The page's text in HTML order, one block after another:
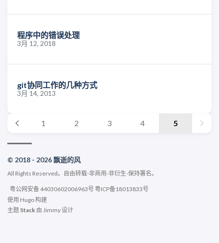
程序中的错误处理
3月 12, 2018
git协同工作的几种方式
3月 14, 2013
1 2 3 4 5
© 2018 - 2026 飘逝的风
All Rights Reserved。 自由转载-非商用-非衍生-保持署名。
粤公网安备 44030602006963号 粤ICP备18013833号
使用 Hugo构建
主题 Stack 由 Jimmy设计